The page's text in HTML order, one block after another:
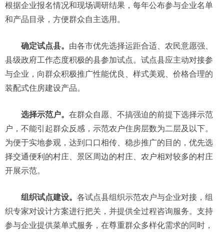
根据企业报名情况和现场调研结果，每年公布参与企业名单
和产品目录，方便群众自主选用。
确定试点县。 由各市优先选择运距合适、农民意愿强、
县级政府工作态度积极的县参加试点。试点县应主动对接参
与企业，向群众积极推广性能优良、样式美观、价格合理的
装配式住房建设产品。
选择示范户。 在群众自愿、不搞强迫的前提下选择示范
户，不能引起群众反感，示范农户住房层数为二层及以下。
为便于实地参观，达到口口相传、稳步推广的目的，优先选
择交通便利的村庄、景区周边的村庄、农户相对较多的村庄
开展示范。
组织试点建设。 各试点县组织示范农户与企业对接，组
织专家对设计方案进行把关，并提供全过程咨询服务。支持
参与企业提供菜单式服务，在尊重群众多样化需求的同时，